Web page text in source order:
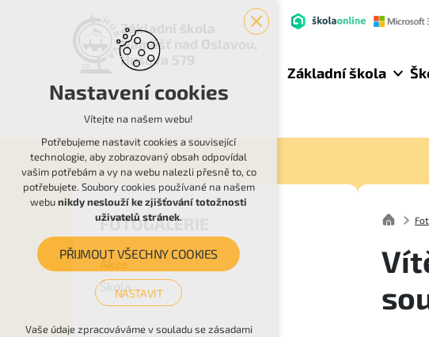
Základní škola
Náměšť nad Oslavou,
Husova 579
Základní škola
FOTOGALERIE
Akce
Škola
Nastavení cookies
Vítejte na našem webu!
Potřebujeme nastavit cookies a související
technologie, aby zobrazovaný obsah odpovídal
vašim potřebám a vy na webu nalezli přesně to, co
potřebujete. Soubory cookies používané na našem
webunikdy neslouží ke zjišťování totožnosti
uživatelů stránek.
PŘIJMOUT VŠECHNY COOKIES
NASTAVIT
Technická cookies
Vaše údaje zpracováváme v souladu se zásadami